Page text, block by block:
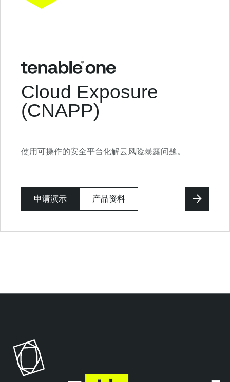
Cloud Exposure
(CNAPP)
使用可操作的安全平台化解云风险暴露问题。
申请演示 产品资料
a
b
l